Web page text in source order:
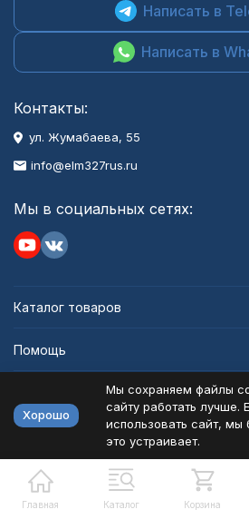
Главная Каталог Корзина
Написать в
Написать в
Контакты:
ул. Жумабаева, 55
info@elm327rus.ru
Мы в социальных сетях:
Каталог товаров
Помощь
Политика персональных данных
Разработано в bodysite.ru
Хорошо
Мы сохраняем файлы
сайту работать лучше.
использовать сайт, мы
это устраивает.